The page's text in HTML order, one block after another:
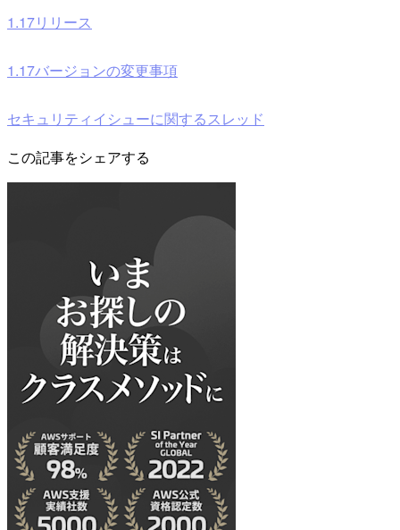
1.17リリース
1.17バージョンの変更事項
セキュリティイシューに関するスレッド
この記事をシェアする